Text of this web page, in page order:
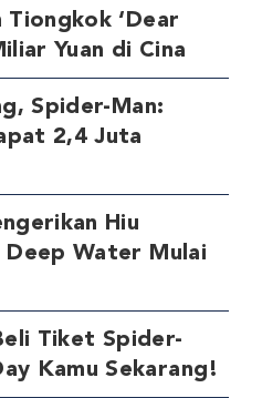
‘Dear
Yuan di Cina
Spider-Man:
2,4 Juta
Hiu
Water Mulai
Tiket Spider-
Kamu Sekarang!